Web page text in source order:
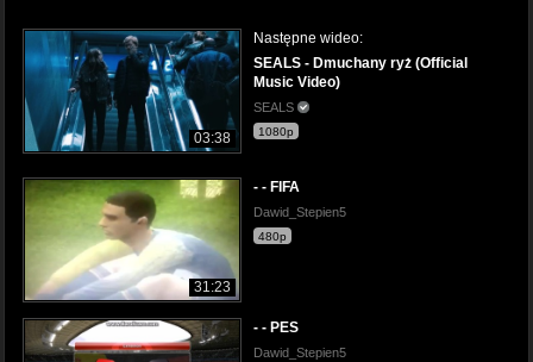
03:38
Następne wideo:
SEALS - Dmuchany ryż (Official
Music Video)
SEALS
1080p
31:23
- - FIFA
Dawid_Stepien5
480p
- - PES
Dawid_Stepien5